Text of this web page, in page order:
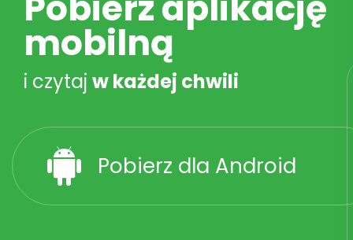
mobilną
i czytaj w każdej chwili
Pobierz dla Android